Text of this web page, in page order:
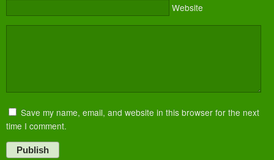
Website
Save my name, email, and website in this browser for the next
time I comment.
Publish